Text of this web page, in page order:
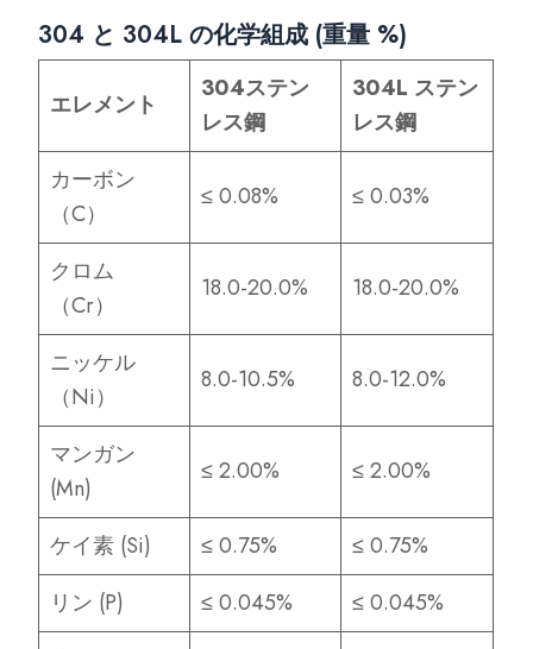
304 と 304L の化学組成 (重量 %)
エレメント
304ステン
レス鋼
304L ステン
レス鋼
カーボン
（C）
≤ 0.08% ≤ 0.03%
クロム
（Cr）
18.0-20.0% 18.0-20.0%
ニッケル
（Ni）
8.0-10.5% 8.0-12.0%
マンガン
(Mn)
≤ 2.00% ≤ 2.00%
ケイ素 (Si) ≤ 0.75%
≤ 0.75%
リン (P)
≤ 0.045%
≤ 0.045%